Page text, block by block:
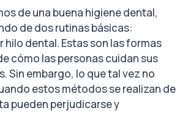
de una buena higiene dental,
de dos rutinas básicas:
hilo dental. Estas son las formas
cómo las personas cuidan sus
Sin embargo, lo que tal vez no
estos métodos se realizan de
pueden perjudicarse y